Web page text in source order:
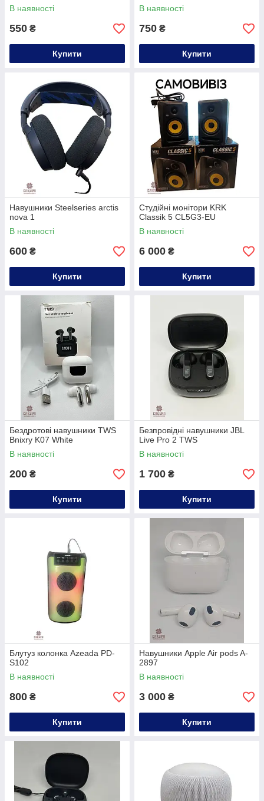
В наявності
550 ₴
Купити
В наявності
750 ₴
Купити
Навушники Steelseries arctis
nova 1
В наявності
600 ₴
Купити
Студійні монітори KRK
Classik 5 CL5G3-EU
В наявності
6 000 ₴
Купити
Бездротові навушники TWS
Bnixry K07 White
В наявності
200 ₴
Купити
Безпровідні навушники JBL
Live Pro 2 TWS
В наявності
1 700 ₴
Купити
Блутуз колонка Azeada PD-
S102
В наявності
800 ₴
Купити
Навушники Apple Air pods A-
2897
В наявності
3 000 ₴
Купити